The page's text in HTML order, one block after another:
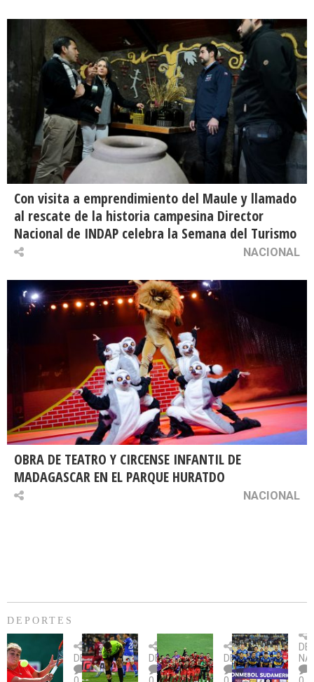
Con visita a emprendimiento del Maule y llamado
al rescate de la historia campesina Director
Nacional de INDAP celebra la Semana del Turismo
NACIONAL
OBRA DE TEATRO Y CIRCENSE INFANTIL DE
MADAGASCAR EN EL PARQUE HURATDO
NACIONAL
DEPORTES
Billie
Jean
King
DEPORTES
U.
Católica
fue
DEPORTES
Copa
Sudamericana:
U.
DEPORTES
un